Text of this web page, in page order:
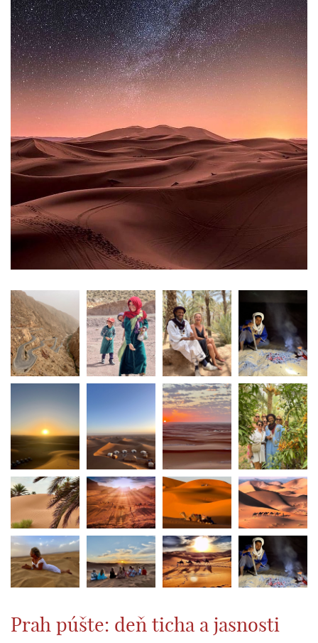
Prah púšte: deň ticha a jasnosti